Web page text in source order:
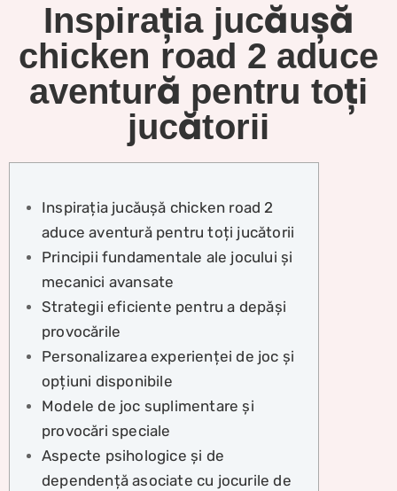
Inspirația jucăușă
chicken road 2 aduce
aventură pentru toți
jucătorii
Inspirația jucăușă chicken road 2
aduce aventură pentru toți jucătorii
Principii fundamentale ale jocului și
mecanici avansate
Strategii eficiente pentru a depăși
provocările
Personalizarea experienței de joc și
opțiuni disponibile
Modele de joc suplimentare și
provocări speciale
Aspecte psihologice și de
dependență asociate cu jocurile de